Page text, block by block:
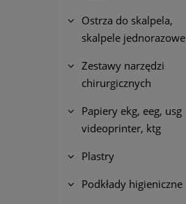
Ostrza do skalpela,
skalpele jednorazowe
Zestawy narzędzi
chirurgicznych
Papiery ekg, eeg, usg
videoprinter, ktg
Plastry
Podkłady higieniczne